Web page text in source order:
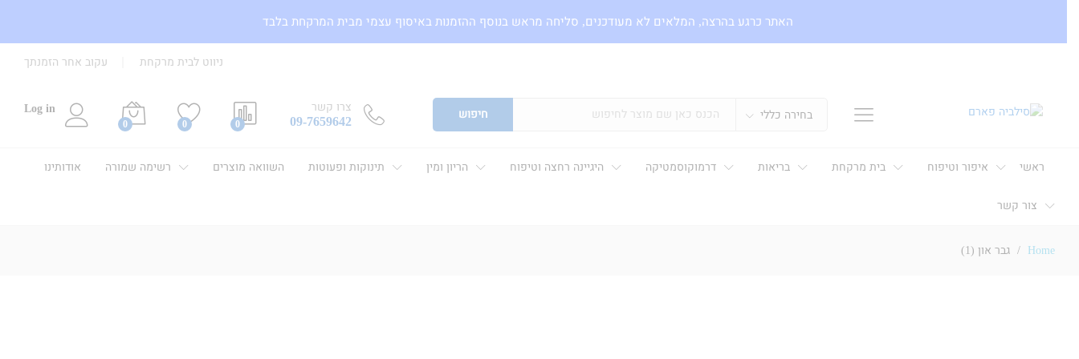
ניווט לבית מרקחת עקוב אחר הזמנתך
בחירה כללי חיפוש
צרו קשר
09-7659642
0
0
0
Log in
ראשי איפור וטיפוח בית מרקחת בריאות דרמוקוסמטיקה היגיינה רחצה וטיפוח הריון ומין תינוקות ופעוטות השוואה מוצרים רשימה שמורה אודותינו
צור קשר
Home
/ גבר און (1)
האתר כרגע בהרצה, המלאים לא מעודכנים, סליחה מראש בנוסף ההזמנות באיסוף עצמי מבית המרקחת בלבד